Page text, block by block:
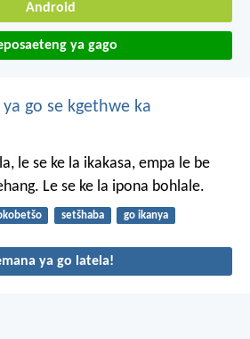
Android
ya gago
go se kgethwe ka
le se ke la ikakasa, empa le be
Le se ke la ipona bohlale.
setšhaba go ikanya
ya go latela!